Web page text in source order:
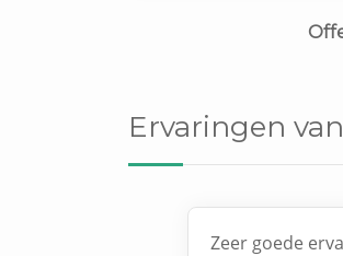
Ervaringen
Zeer goede